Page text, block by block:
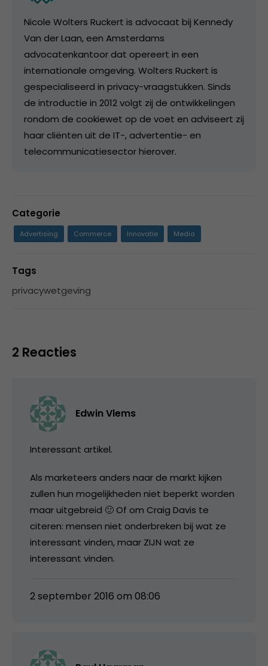
Nicole Wolters Ruckert is advocaat bij Kennedy
Van der Laan, een Amsterdams
advocatenkantoor dat opereert in een
internationale omgeving. Wolters Ruckert is
gespecialiseerd in privacy-vraagstukken. Sinds
de introductie in 2012 volgt zij de ontwikkelingen
rondom de cookiewet op de voet en adviseert zij
haar cliënten uit de IT-, advertentie- en
telecommunicatiesector hierover.
Categorie
Advertising Commerce Innovatie Media
Tags
privacywetgeving
2 Reacties
Edwin Vlems
Interessant artikel.
Als marketeers anders naar de markt kijken
zullen hun mogelijkheden niet beperkt worden
maar uitgebreid 🙂 Of om Craig Davis te
citeren: mensen niet onderbreken bij wat ze
interessant vinden, maar ZIJN wat ze
interessant vinden.
2 september 2016 om 08:06